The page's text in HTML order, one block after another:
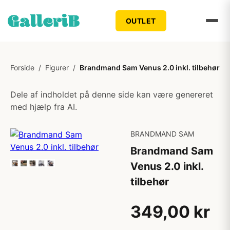
OUTLET
Forside / Figurer / Brandmand Sam Venus 2.0 inkl. tilbehør
Dele af indholdet på denne side kan være genereret
med hjælp fra AI.
BRANDMAND SAM
Brandmand Sam
Venus 2.0 inkl.
tilbehør
349,00 kr